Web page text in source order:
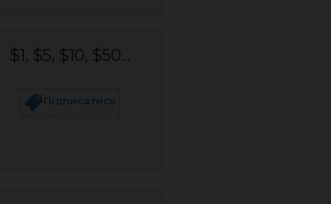
$1, $5, $10, $50...
Підписатись